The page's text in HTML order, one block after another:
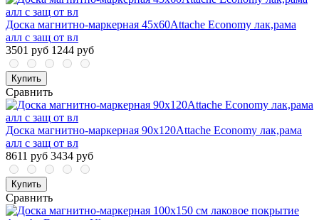
Доска магнитно-маркерная 45х60Attache Economy лак,рама
алл с защ от вл
3501 руб 1244 руб
Купить
Сравнить
Доска магнитно-маркерная 90х120Attache Economy лак,рама
алл с защ от вл
8611 руб 3434 руб
Купить
Сравнить